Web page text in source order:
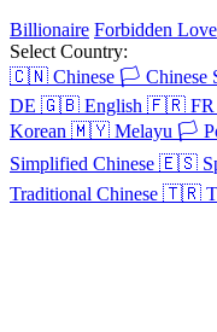
Billionaire Forbidden Love
Select Country:
🇨🇳 Chinese 🏳️ Chinese
DE 🇬🇧 English 🇫🇷 FR
Korean 🇲🇾 Melayu 🏳️
Simplified Chinese 🇪🇸
Traditional Chinese 🇹🇷